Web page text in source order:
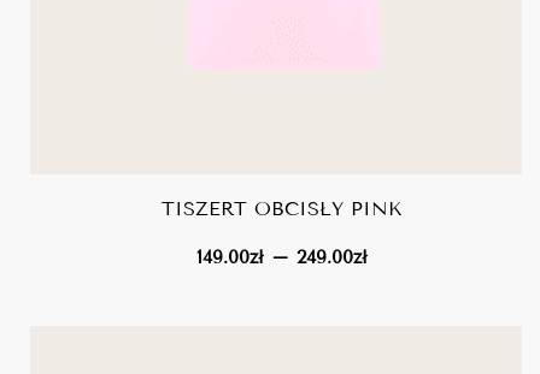
TISZERT OBCISŁY PINK
149.00zł – 249.00złzakres